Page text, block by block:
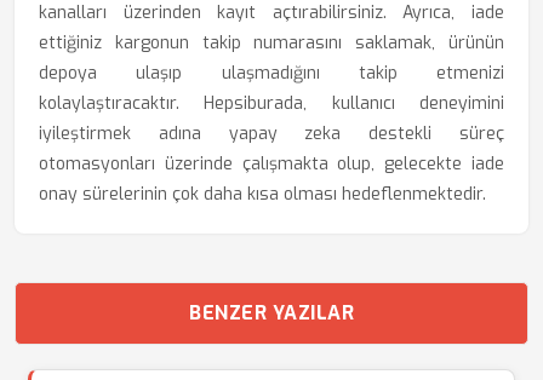
kanalları üzerinden kayıt açtırabilirsiniz. Ayrıca, iade
ettiğiniz kargonun takip numarasını saklamak, ürünün
depoya ulaşıp ulaşmadığını takip etmenizi
kolaylaştıracaktır. Hepsiburada, kullanıcı deneyimini
iyileştirmek adına yapay zeka destekli süreç
otomasyonları üzerinde çalışmakta olup, gelecekte iade
onay sürelerinin çok daha kısa olması hedeflenmektedir.
BENZER YAZILAR